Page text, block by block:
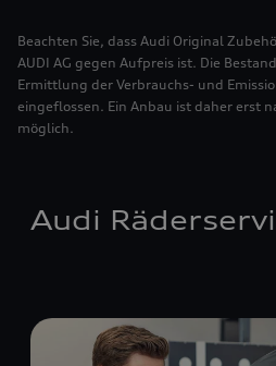
Beachten Sie, dass Audi Original
AUDI AG gegen Aufpreis ist. Die
Ermittlung der Verbrauchs- und
eingeflossen. Ein Anbau ist daher erst
möglich.
Audi